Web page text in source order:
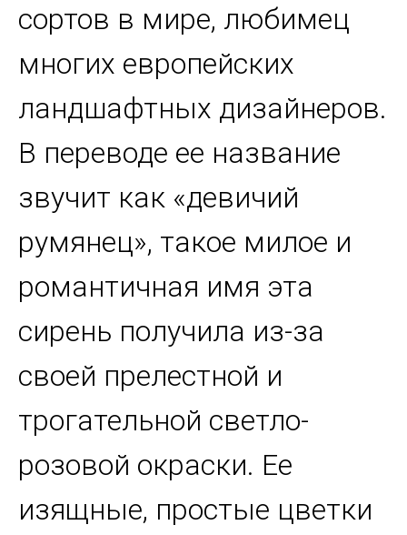
сортов в мире, любимец
многих европейских
ландшафтных дизайнеров.
В переводе ее название
звучит как «девичий
румянец», такое милое и
романтичная имя эта
сирень получила из-за
своей прелестной и
трогательной светло-
розовой окраски. Ее
изящные, простые цветки